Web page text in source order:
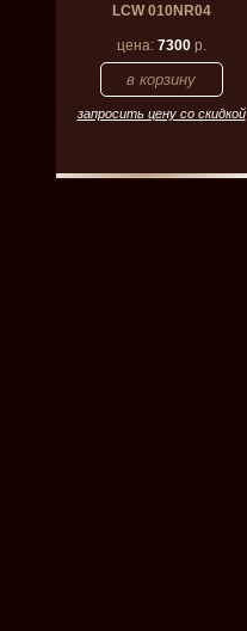
LCW 010NR04
цена: 7300р.
запросить цену со скидкой